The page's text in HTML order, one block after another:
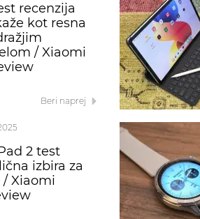
recenzija
kot resna
/ Xiaomi
Beri naprej
2 test
izbira za
Xiaomi